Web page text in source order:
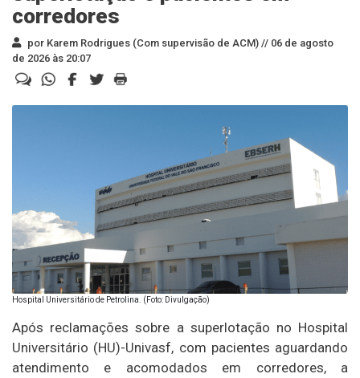
corredores
por Karem Rodrigues (Com supervisão de ACM) // 06 de agosto
de 2026 às 20:07
Hospital Universitário de Petrolina. (Foto: Divulgação)
Após reclamações sobre a superlotação no Hospital
Universitário (HU)-Univasf, com pacientes aguardando
atendimento e acomodados em corredores, a